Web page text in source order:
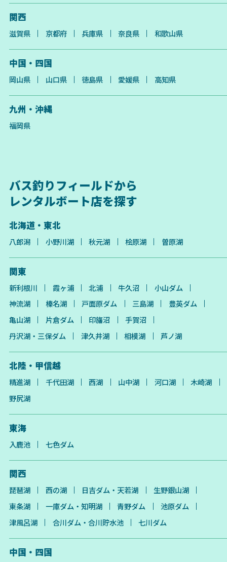
関西
滋賀県 京都府 兵庫県 奈良県 和歌山県
中国・四国
岡山県 山口県 徳島県 愛媛県 高知県
九州・沖縄
福岡県
バス釣りフィールドから
レンタルボート店を探す
北海道・東北
八郎潟 小野川湖 秋元湖 桧原湖 曽原湖
関東
新利根川 霞ヶ浦 北浦 牛久沼
小山ダム
神流湖
榛名湖 戸面原ダム 三島湖
豊英ダム
亀山湖
片倉ダム 印旛沼
手賀沼
丹沢湖・三保ダム
津久井湖 相模湖 芦ノ湖
北陸・甲信越
精進湖 千代田湖 西湖 山中湖 河口湖
木崎湖
野尻湖
東海
入鹿池 七色ダム
関西
琵琶湖 西の湖 日吉ダム・天若湖
生野銀山湖
東条湖
一庫ダム・知明湖 青野ダム
池原ダム
津風呂湖
合川ダム・合川貯水池 七川ダム
中国・四国